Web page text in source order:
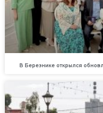
В Березнике открылся